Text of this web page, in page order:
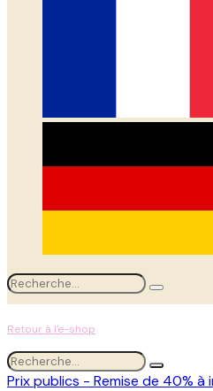
Retour à l'e-shop
Prix publics - Remise de 40% à